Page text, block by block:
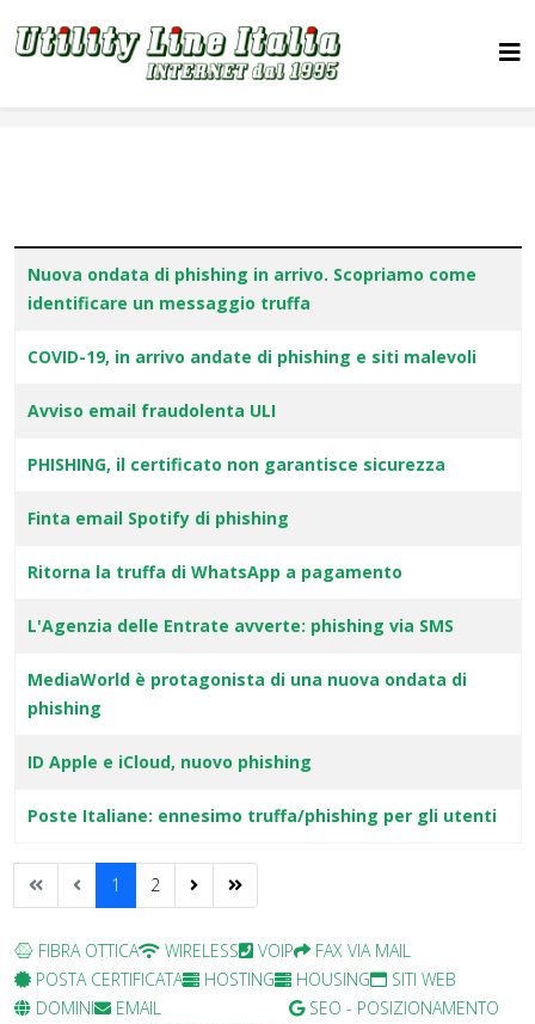
Titolo
Nuova ondata di phishing in arrivo. Scopriamo come
identificare un messaggio truffa
COVID-19, in arrivo andate di phishing e siti malevoli
Avviso email fraudolenta ULI
PHISHING, il certificato non garantisce sicurezza
Finta email Spotify di phishing
Ritorna la truffa di WhatsApp a pagamento
L'Agenzia delle Entrate avverte: phishing via SMS
MediaWorld è protagonista di una nuova ondata di
phishing
ID Apple e iCloud, nuovo phishing
Poste Italiane: ennesimo truffa/phishing per gli utenti
1 2
FIBRA OTTICA WIRELESS VOIP
FAX VIA MAIL
POSTA CERTIFICATA
HOSTING HOUSING
SITI WEB
DOMINI
EMAIL
SEO - POSIZIONAMENTO